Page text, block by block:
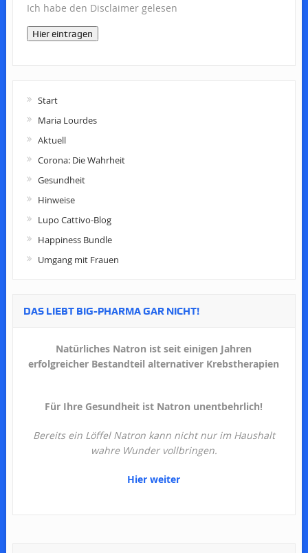
Ich habe den Disclaimer gelesen
Hier eintragen
Start
Maria Lourdes
Aktuell
Corona: Die Wahrheit
Gesundheit
Hinweise
Lupo Cattivo-Blog
Happiness Bundle
Umgang mit Frauen
DAS LIEBT BIG-PHARMA GAR NICHT!
Natürliches Natron ist seit einigen Jahren
erfolgreicher Bestandteil alternativer Krebstherapien
Für Ihre Gesundheit ist Natron unentbehrlich!
Bereits ein Löffel Natron kann nicht nur im Haushalt
wahre Wunder vollbringen.
Hier weiter